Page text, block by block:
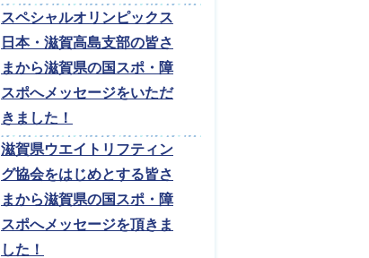
スペシャルオリンピックス
日本・滋賀高島支部の皆さ
まから滋賀県の国スポ・障
スポへメッセージをいただ
きました！
滋賀県ウエイトリフティン
グ協会をはじめとする皆さ
まから滋賀県の国スポ・障
スポへメッセージを頂きま
した！